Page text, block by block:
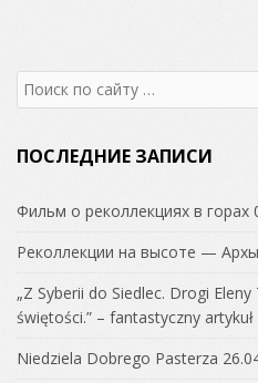
Search
for:
ПОСЛЕДНИЕ ЗАПИСИ
Фильм о реколлекциях в горах
Реколлекции на высоте —
„Z Syberii do Siedlec. Drogi
świętości.” – fantastyczny
Niedziela Dobrego Pasterza